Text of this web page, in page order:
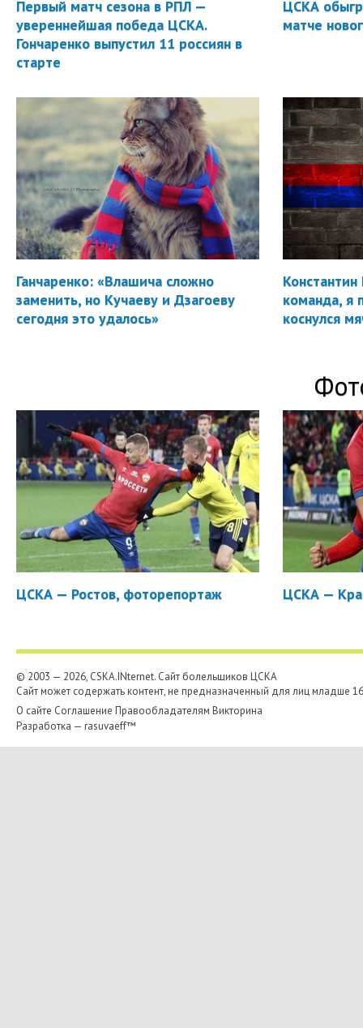
Первый матч сезона в РПЛ —
увереннейшая победа ЦСКА.
Гончаренко выпустил 11 россиян в
старте
ЦСКА
матче
Ганчаренко: «Влашича сложно
заменить, но Кучаеву и Дзагоеву
сегодня это удалось»
Константин
команда, я
коснулся
ЦСКА — Ростов, фоторепортаж ЦСКА —
© 2003 — 2026, CSKA.INternet. Cайт болельщиков ЦСКА
Сайт может содержать контент, не предназначенный для лиц младше
О сайте Соглашение Правообладателям Викторина
Разработка — rasuvaeff™